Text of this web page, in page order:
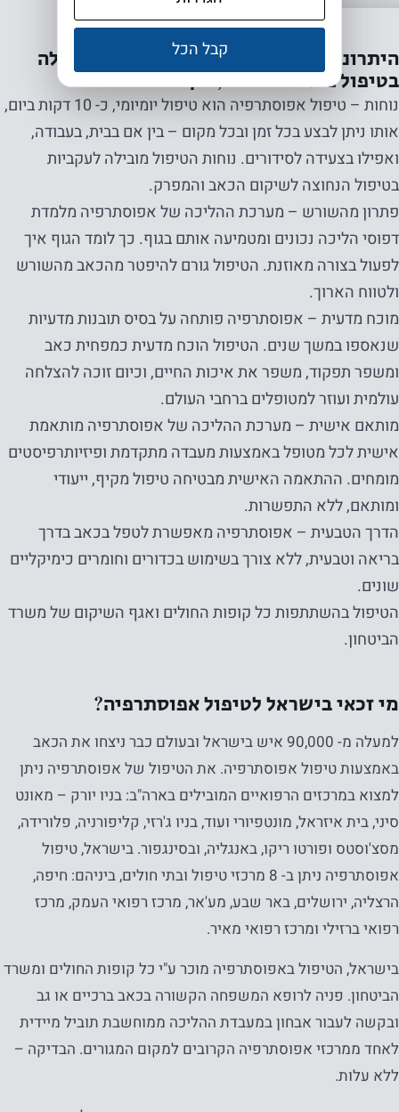
היתרונות שהופכים את אפוסתרפיה למובילה
בטיפול בכאבי ברכיים, ירך וגב
נוחות – טיפול אפוסתרפיה הוא טיפול יומיומי, כ- 10 דקות ביום,
אותו ניתן לבצע בכל זמן ובכל מקום – בין אם בבית, בעבודה,
ואפילו בצעידה לסידורים. נוחות הטיפול מובילה לעקביות
בטיפול הנחוצה לשיקום הכאב והמפרק.
פתרון מהשורש – מערכת ההליכה של אפוסתרפיה מלמדת
דפוסי הליכה נכונים ומטמיעה אותם בגוף. כך לומד הגוף איך
לפעול בצורה מאוזנת. הטיפול גורם להיפטר מהכאב מהשורש
ולטווח הארוך.
מוכח מדעית – אפוסתרפיה פותחה על בסיס תובנות מדעיות
שנאספו במשך שנים. הטיפול הוכח מדעית כמפחית כאב
ומשפר תפקוד, משפר את איכות החיים, וכיום זוכה להצלחה
עולמית ועוזר למטופלים ברחבי העולם.
מותאם אישית – מערכת ההליכה של אפוסתרפיה מותאמת
אישית לכל מטופל באמצעות מעבדה מתקדמת ופיזיותרפיסטים
מומחים. ההתאמה האישית מבטיחה טיפול מקיף, ייעודי
ומותאם, ללא התפשרות.
הדרך הטבעית – אפוסתרפיה מאפשרת לטפל בכאב בדרך
בריאה וטבעית, ללא צורך בשימוש בכדורים וחומרים כימיקליים
שונים.
הטיפול בהשתתפות כל קופות החולים ואגף השיקום של משרד
הביטחון.
מי זכאי בישראל לטיפול אפוסתרפיה?
למעלה מ- 90,000 איש בישראל ובעולם כבר ניצחו את הכאב
באמצעות טיפול אפוסתרפיה. את הטיפול של אפוסתרפיה ניתן
למצוא במרכזים הרפואיים המובילים בארה"ב: בניו יורק – מאונט
סיני, בית איזראל, מונטפיורי ועוד, בניו ג'רזי, קליפורניה, פלורידה,
מסצ'וסטס ופורטו ריקו, באנגליה, ובסינגפור. בישראל, טיפול
אפוסתרפיה ניתן ב- 8 מרכזי טיפול ובתי חולים, ביניהם: חיפה,
הרצליה, ירושלים, באר שבע, מע'אר, מרכז רפואי העמק, מרכז
רפואי ברזילי ומרכז רפואי מאיר.
בישראל, הטיפול באפוסתרפיה מוכר ע"י כל קופות החולים ומשרד
הביטחון. פניה לרופא המשפחה הקשורה בכאב ברכיים או גב
ובקשה לעבור אבחון במעבדת ההליכה ממוחשבת תוביל מיידית
לאחד ממרכזי אפוסתרפיה הקרובים למקום המגורים. הבדיקה –
ללא עלות.
קבל הכל
עוגיות אלו
כדי שהאתר
יפעל.
סטטיסטיקה
על מנת שנוכל
לשפר את
הפונקציונליות
והמבנה של
השימוש
באתר.
חווית